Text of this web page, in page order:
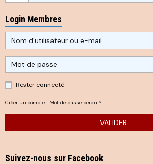
Login Membres
Rester connecté
Créer un compte | Mot de passe perdu ?
VALIDER
Suivez-nous sur Facebook